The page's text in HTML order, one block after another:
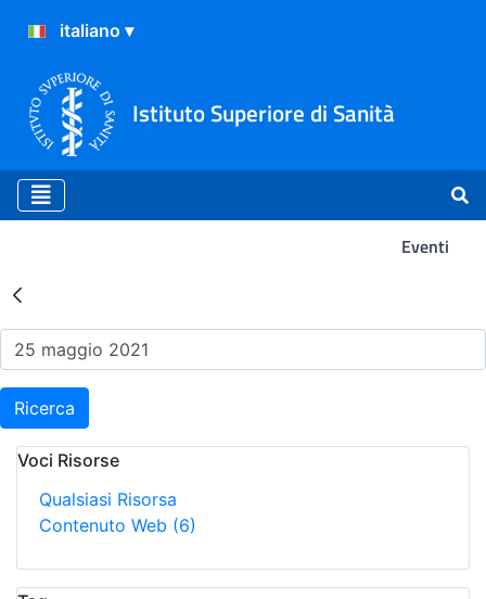
Istituto Superiore di Sanità
Eventi
Risultati della Ricerca -
Ricerca
Voci Risorse
Qualsiasi Risorsa
Contenuto Web (6)